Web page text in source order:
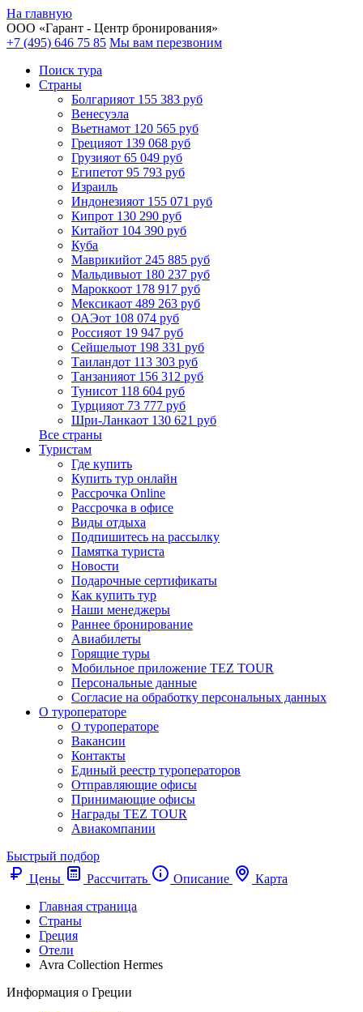
На главную
ООО «Гарант - Центр бронирования»
+7 (495) 646 75 85 Мы вам перезвоним
Поиск тура
Cтраны
Болгарияот 155 383 руб
Венесуэла
Вьетнамот 120 565 руб
Грецияот 139 068 руб
Грузияот 65 049 руб
Египетот 95 793 руб
Израиль
Индонезияот 155 071 руб
Кипрот 130 290 руб
Китайот 104 390 руб
Куба
Маврикийот 245 885 руб
Мальдивыот 180 237 руб
Мароккоот 178 917 руб
Мексикаот 489 263 руб
ОАЭот 108 074 руб
Россияот 19 947 руб
Сейшелыот 198 331 руб
Таиландот 113 303 руб
Танзанияот 156 312 руб
Тунисот 118 604 руб
Турцияот 73 777 руб
Шри-Ланкаот 130 621 руб
Все страны
Туристам
Где купить
Купить тур онлайн
Рассрочка Online
Рассрочка в офисе
Виды отдыха
Подпишитесь на рассылку
Памятка туриста
Новости
Подарочные сертификаты
Как купить тур
Наши менеджеры
Раннее бронирование
Авиабилеты
Горящие туры
Мобильное приложение TEZ TOUR
Персональные данные
Согласие на обработку персональных данных
О туроператоре
О туроператоре
Вакансии
Контакты
Единый реестр туроператоров
Отправляющие офисы
Принимающие офисы
Награды TEZ TOUR
Авиакомпании
Быстрый подбор
Цены
Рассчитать Описание
Карта
Главная страница
Cтраны
Греция
Отели
Avra Collection Hermes
Информация о Греции